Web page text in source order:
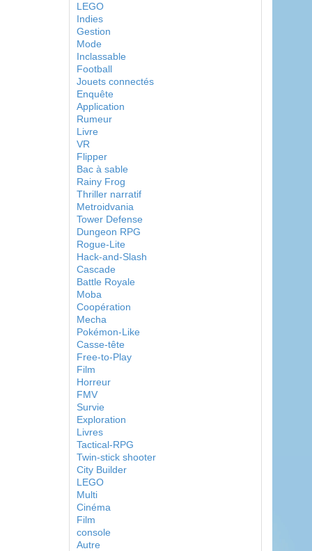
LEGO
Indies
Gestion
Mode
Inclassable
Football
Jouets connectés
Enquête
Application
Rumeur
Livre
VR
Flipper
Bac à sable
Rainy Frog
Thriller narratif
Metroidvania
Tower Defense
Dungeon RPG
Rogue-Lite
Hack-and-Slash
Cascade
Battle Royale
Moba
Coopération
Mecha
Pokémon-Like
Casse-tête
Free-to-Play
Film
Horreur
FMV
Survie
Exploration
Livres
Tactical-RPG
Twin-stick shooter
City Builder
LEGO
Multi
Cinéma
Film
console
Autre